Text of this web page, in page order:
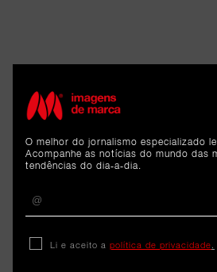
ARTIGOS
Análise
Hailey Bieber
O melhor do jornalismo especializado
Acompanhe as notícias do mundo das
tendências do dia-a-dia.
Li e aceito a política de privacidade